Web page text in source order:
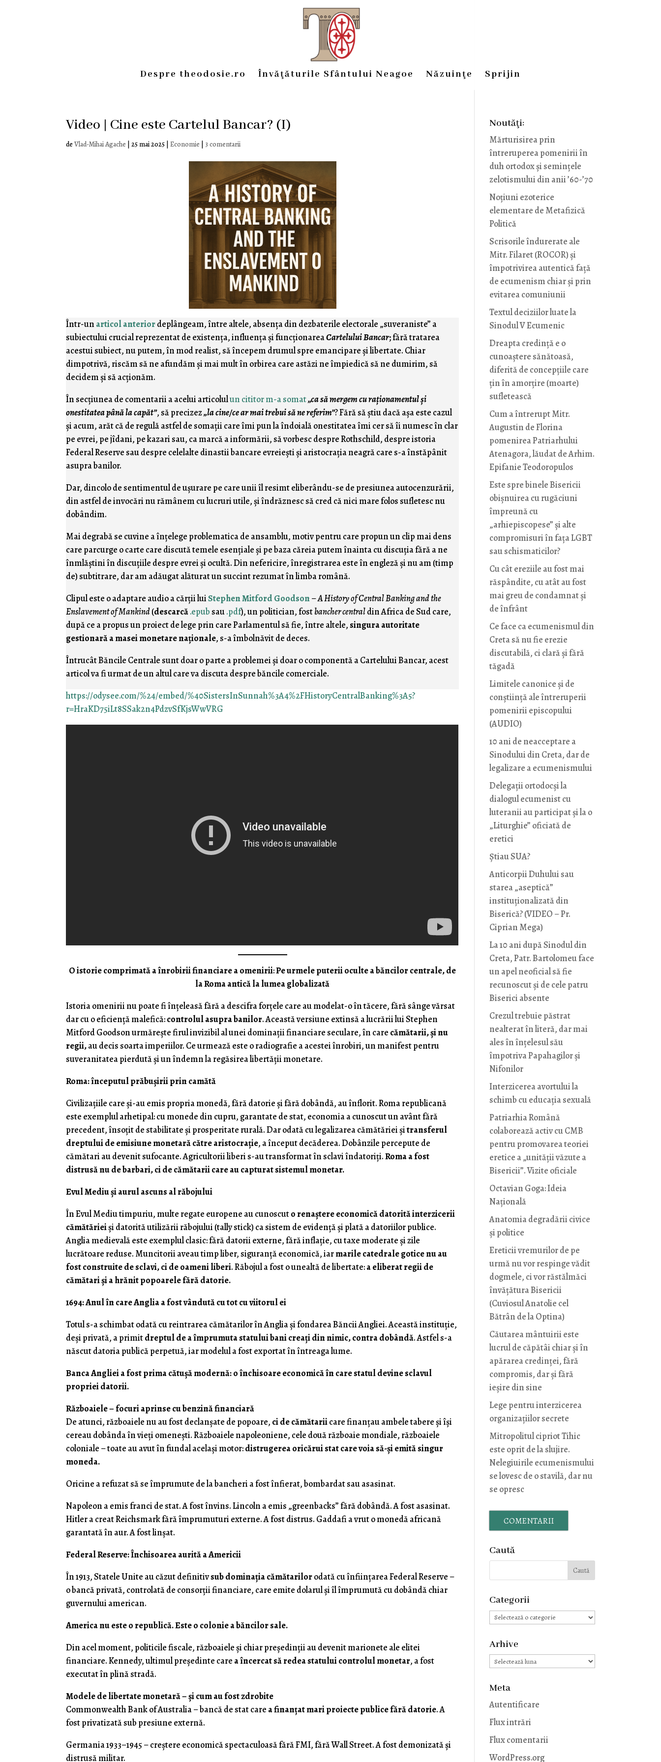
Despre theodosie.ro Învăţăturile Sfântului Neagoe Năzuinţe Sprijin
Video | Cine este Cartelul Bancar? (I)
deVlad-Mihai Agache |25 mai 2025 |Economie |3 comentarii
Într-un articol anteriordeplângeam, între altele, absenţa din dezbaterile electorale „suveraniste” a
subiectului crucial reprezentat de existenţa, influenţa şi funcţionareaCartelului Bancar; fără tratarea
acestui subiect, nu putem, în mod realist, să începem drumul spre emancipare şi libertate. Chiar
dimpotrivă, riscăm să ne afundăm şi mai mult în orbirea care astăzi ne împiedică să ne dumirim, să
decidem şi să acţionăm.
În secţiunea de comentarii a acelui articolulun cititor m-a somat„ca să mergem cu raționamentul şi
onestitatea până la capăt”, să precizez„la cine/ce ar mai trebui să ne referim”? Fără să ştiu dacă aşa este cazul
şi acum, arăt că de regulă astfel de somaţii care îmi pun la îndoială onestitatea îmi cer să îi numesc în clar
pe evrei, pe jîdani, pe kazari sau, ca marcă a informării, să vorbesc despre Rothschild, despre istoria
Federal Reserve sau despre celelalte dinastii bancare evreieşti şi aristocraţia neagră care s-a înstăpânit
asupra banilor.
Dar, dincolo de sentimentul de uşurare pe care unii îl resimt eliberându-se de presiunea autocenzurării,
din astfel de invocări nu rămânem cu lucruri utile, şi îndrăznesc să cred că nici mare folos sufletesc nu
dobândim.
Mai degrabă se cuvine a înţelege problematica de ansamblu, motiv pentru care propun un clip mai dens
care parcurge o carte care discută temele esenţiale şi pe baza căreia putem înainta cu discuţia fără a ne
înmlăştini în discuţiile despre evrei şi ocultă. Din nefericire, înregistrarea este în engleză şi nu am (timp
de) subtitrare, dar am adăugat alăturat un succint rezumat în limba română.
Clipul este o adaptare audio a cărţii luiStephen Mitford Goodson–A History of Central Banking and the
Enslavement of Mankind(descarcă.epub sau.pdf), un politician, fostbancher centraldin Africa de Sud care,
după ce a propus un proiect de lege prin care Parlamentul să fie, între altele, singura autoritate
gestionară a masei monetare naţionale, s-a îmbolnăvit de deces.
Întrucât Băncile Centrale sunt doar o parte a problemei şi doar o componentă a Cartelului Bancar, acest
articol va fi urmat de un altul care va discuta despre băncile comerciale.
https://odysee.com/%24/embed/%40SistersInSunnah%3A4%2FHistoryCentralBanking%3A5?
r=HraKD75iLt8SSak2n4PdzvSfKjsWwVRG
O istorie comprimată a înrobirii financiare a omenirii:Pe urmele puterii oculte a băncilor centrale, de
la Roma antică la lumea globalizată
Istoria omenirii nu poate fi înțeleasă fără a descifra forțele care au modelat-o în tăcere, fără sânge vărsat
dar cu o eficiență malefică:controlul asupra banilor. Această versiune extinsă a lucrării lui Stephen
Mitford Goodson urmărește firul invizibil al unei dominații financiare seculare, în care cămătarii, și nu
regii,au decis soarta imperiilor. Ce urmează este o radiografie a acestei înrobiri, un manifest pentru
suveranitatea pierdută și un îndemn la regăsirea libertății monetare.
Roma: începutul prăbușirii prin camătă
Civilizațiile care și-au emis propria monedă, fără datorie și fără dobândă, au înflorit. Roma republicană
este exemplul arhetipal: cu monede din cupru, garantate de stat, economia a cunoscut un avânt fără
precedent, însoțit de stabilitate și prosperitate rurală. Dar odată cu legalizarea cămătăriei șitransferul
dreptului de emisiune monetară către aristocrație, a început decăderea. Dobânzile percepute de
cămătari au devenit sufocante. Agricultorii liberi s-au transformat în sclavi îndatoriți.Roma a fost
distrusă nu de barbari, ci de cămătarii care au capturat sistemul monetar.
Evul Mediu și aurul ascuns al răbojului
În Evul Mediu timpuriu, multe regate europene au cunoscuto renaștere economică datorită interzicerii
cămătărieiși datorită utilizării răbojului (tally stick) ca sistem de evidență și plată a datoriilor publice.
Anglia medievală este exemplul clasic: fără datorii externe, fără inflație, cu taxe moderate și zile
lucrătoare reduse. Muncitorii aveau timp liber, siguranță economică, iarmarile catedrale gotice nu au
fost construite de sclavi, ci de oameni liberi. Răbojul a fost o unealtă de libertate:a eliberat regii de
cămătari și a hrănit popoarele fără datorie.
1694: Anul în care Anglia a fost vândută cu tot cu viitorul ei
Totul s-a schimbat odată cu reintrarea cămătarilor în Anglia și fondarea Băncii Angliei. Această instituție,
deși privată, a primitdreptul de a împrumuta statului bani creați din nimic, contra dobândă. Astfel s-a
născut datoria publică perpetuă, iar modelul a fost exportat în întreaga lume.
Banca Angliei a fost prima cătușă modernă: o închisoare economică în care statul devine sclavul
propriei datorii.
Războaiele – focuri aprinse cu benzină financiară
De atunci, războaiele nu au fost declanșate de popoare, ci de cămătariicare finanțau ambele tabere și își
cereau dobânda în vieți omenești. Războaiele napoleoniene, cele două războaie mondiale, războaiele
coloniale – toate au avut în fundal același motor:distrugerea oricărui stat care voia să-și emită singur
moneda.
Oricine a refuzat să se împrumute de la bancheri a fost înfierat, bombardat sau asasinat.
Napoleon a emis franci de stat. A fost învins. Lincoln a emis „greenbacks” fără dobândă. A fost asasinat.
Hitler a creat Reichsmark fără împrumuturi externe. A fost distrus. Gaddafi a vrut o monedă africană
garantată în aur. A fost linșat.
Federal Reserve: Închisoarea aurită a Americii
În 1913, Statele Unite au căzut definitivsub dominația cămătarilorodată cu înființarea Federal Reserve –
o bancă privată, controlată de consorții financiare, care emite dolarul și îl împrumută cu dobândă chiar
guvernului american.
America nu este o republică. Este o colonie a băncilor sale.
Din acel moment, politicile fiscale, războaiele și chiar președinții au devenit marionete ale elitei
financiare. Kennedy, ultimul președinte care a încercat să redea statului controlul monetar, a fost
executat în plină stradă.
Modele de libertate monetară – și cum au fost zdrobite
Commonwealth Bank of Australia – bancă de stat care a finanțat mari proiecte publice fără datorie. A
fost privatizată sub presiune externă.
Germania 1933–1945 – creștere economică spectaculoasă fără FMI, fără Wall Street. A fost demonizată și
distrusă militar.
Noutăţi:
Mărturisirea prin
întreruperea pomenirii în
duh ortodox și semințele
zelotismului din anii ’60-’70
Noţiuni ezoterice
elementare de Metafizică
Politică
Scrisorile îndurerate ale
Mitr. Filaret (ROCOR) și
împotrivirea autentică față
de ecumenism chiar și prin
evitarea comuniunii
Textul deciziilor luate la
Sinodul V Ecumenic
Dreapta credință e o
cunoaștere sănătoasă,
diferită de concepțiile care
țin în amorțire (moarte)
sufletească
Cum a întrerupt Mitr.
Augustin de Florina
pomenirea Patriarhului
Atenagora, lăudat de Arhim.
Epifanie Teodoropulos
Este spre binele Bisericii
obișnuirea cu rugăciuni
împreună cu
„arhiepiscopese” și alte
compromisuri în fața LGBT
sau schismaticilor?
Cu cât ereziile au fost mai
răspândite, cu atât au fost
mai greu de condamnat și
de înfrânt
Ce face ca ecumenismul din
Creta să nu fie erezie
discutabilă, ci clară și fără
tăgadă
Limitele canonice și de
conștiință ale întreruperii
pomenirii episcopului
(AUDIO)
10 ani de neacceptare a
Sinodului din Creta, dar de
legalizare a ecumenismului
Delegații ortodocși la
dialogul ecumenist cu
luteranii au participat și la o
„Liturghie” oficiată de
eretici
Știau SUA?
Anticorpii Duhului sau
starea „aseptică”
instituționalizată din
Biserică? (VIDEO – Pr.
Ciprian Mega)
La 10 ani după Sinodul din
Creta, Patr. Bartolomeu face
un apel neoficial să fie
recunoscut și de cele patru
Biserici absente
Crezul trebuie păstrat
nealterat în literă, dar mai
ales în înțelesul său
împotriva Papahagilor și
Nifonilor
Interzicerea avortului la
schimb cu educaţia sexuală
Patriarhia Română
colaborează activ cu CMB
pentru promovarea teoriei
eretice a „unității văzute a
Bisericii”. Vizite oficiale
Octavian Goga: Ideia
Naţională
Anatomia degradării civice
și politice
Ereticii vremurilor de pe
urmă nu vor respinge vădit
dogmele, ci vor răstălmăci
învățătura Bisericii
(Cuviosul Anatolie cel
Bătrân de la Optina)
Căutarea mântuirii este
lucrul de căpătâi chiar și în
apărarea credinței, fără
compromis, dar și fără
ieșire din sine
Lege pentru interzicerea
organizaţiilor secrete
Mitropolitul cipriot Tihic
este oprit de la slujire.
Nelegiuirile ecumenismului
se lovesc de o stavilă, dar nu
se opresc
COMENTARII
Caută
Categorii
Categorii
Arhive
Arhive
Meta
Autentificare
Flux intrări
Flux comentarii
WordPress.org